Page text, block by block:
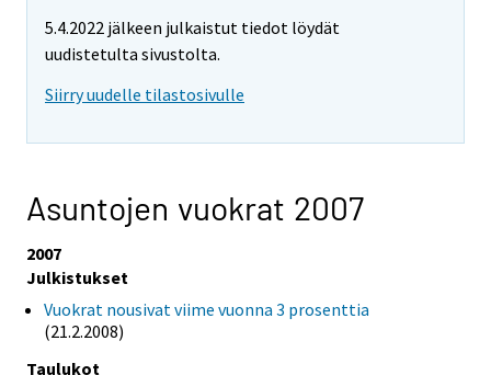
5.4.2022 jälkeen julkaistut tiedot löydät
uudistetulta sivustolta.
Siirry uudelle tilastosivulle
Asuntojen vuokrat 2007
2007
Julkistukset
Vuokrat nousivat viime vuonna 3 prosenttia
(21.2.2008)
Taulukot